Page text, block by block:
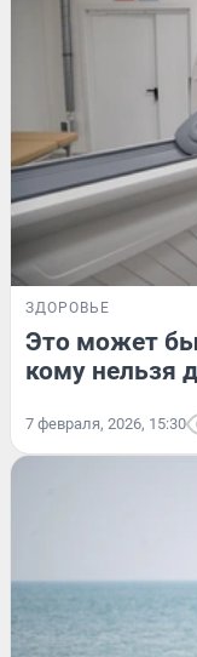
ЗДОРОВЬЕ
Это может
кому нельзя
7 февраля, 2026, 15:30